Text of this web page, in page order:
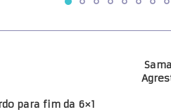
para fim da 6×1